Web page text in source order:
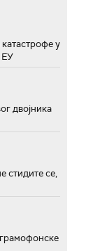
у
ЕУ
двојника
стидите се,